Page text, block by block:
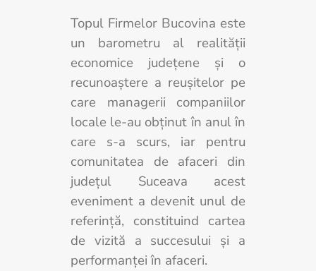
Topul Firmelor Bucovina este
un barometru al realităţii
economice judeţene şi o
recunoaştere a reuşitelor pe
care managerii companiilor
locale le-au obţinut în anul în
care s-a scurs, iar pentru
comunitatea de afaceri din
județul Suceava acest
eveniment a devenit unul de
referinţă, constituind cartea
de vizită a succesului şi a
performanţei în afaceri.